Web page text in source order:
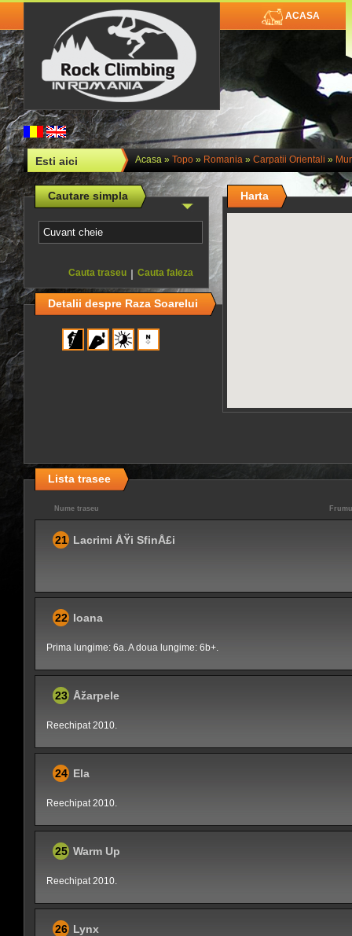
ACASA
Esti aici Acasa» Topo» Romania» Carpatii Orientali »
Cautare simpla
Cauta faleza
|
Cauta traseu
Harta
Detalii despre Raza Soarelui
Lista trasee
Nume traseu
21 Lacrimi ÅŸi SfinÅ£i
22 Ioana
Prima lungime: 6a. A doua lungime: 6b+.
23 Åžarpele
Reechipat 2010.
24 Ela
Reechipat 2010.
25 Warm Up
Reechipat 2010.
26 Lynx